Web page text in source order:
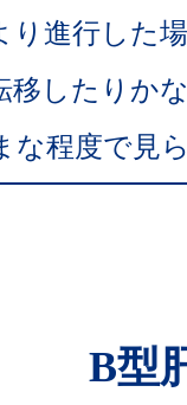
り進行した
移したりか
な程度で見
B型